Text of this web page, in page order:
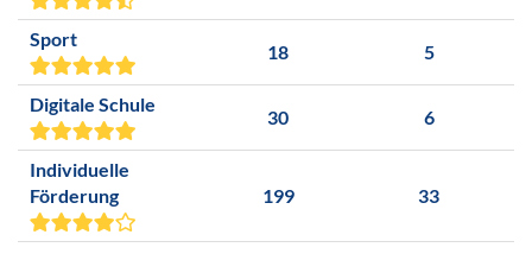
Sport
18 5
Digitale Schule
30 6
Individuelle
Förderung
199 33